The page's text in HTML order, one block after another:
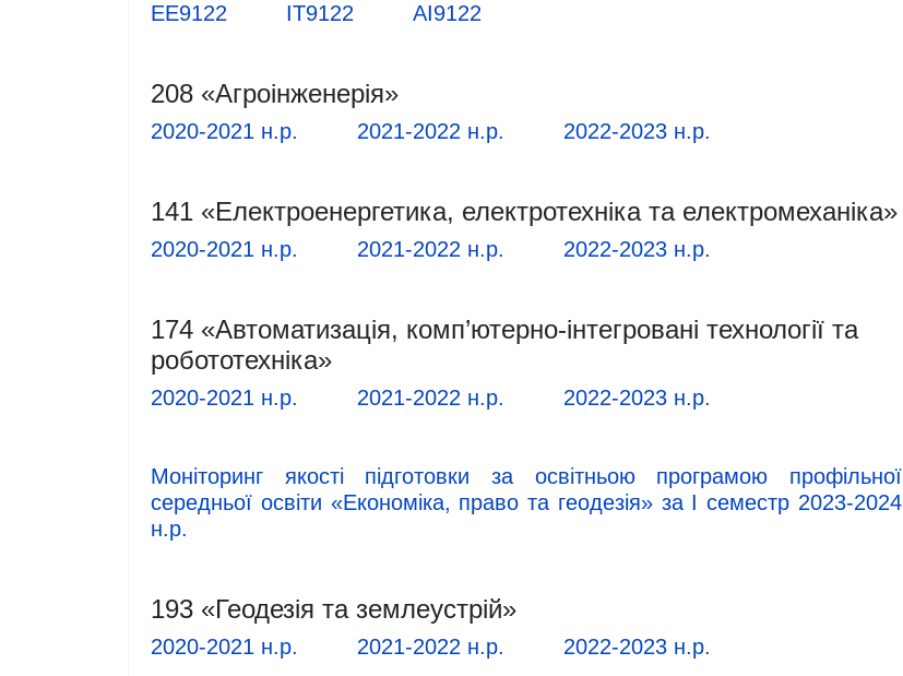
ЕЕ9122
ІТ9122 АІ9122
208 «Агроінженерія»
2020-2021 н.р. 2021-2022 н.р. 2022-2023 н.р.
141 «Електроенергетика, електротехніка та електромеханіка»
2020-2021 н.р. 2021-2022 н.р. 2022-2023 н.р.
174 «Автоматизація, комп’ютерно-інтегровані технології та
робототехніка»
2020-2021 н.р. 2021-2022 н.р. 2022-2023 н.р.
Моніторинг якості підготовки за освітньою програмою профільної
середньої освіти «Економіка, право та геодезія» за І семестр 2023-2024
н.р.
193 «Геодезія та землеустрій»
2020-2021 н.р. 2021-2022 н.р. 2022-2023 н.р.